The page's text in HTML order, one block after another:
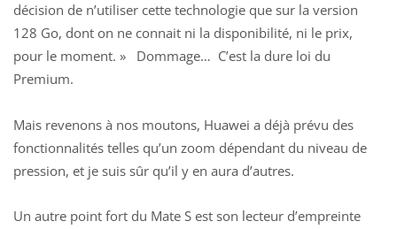
décision de n’utiliser cette technologie que sur la version
128 Go, dont on ne connait ni la disponibilité, ni le prix,
pour le moment. » Dommage… C’est la dure loi du
Premium.
Mais revenons à nos moutons, Huawei a déjà prévu des
fonctionnalités telles qu’un zoom dépendant du niveau de
pression, et je suis sûr qu’il y en aura d’autres.
Un autre point fort du Mate S est son lecteur d’empreinte